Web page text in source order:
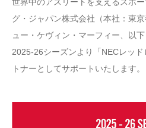
グ・ジャパン株式会社（本社：東
ュー・ケヴィン・マーフィー、以
2025-26シーズンより「NECレッ
トナーとしてサポートいたします。